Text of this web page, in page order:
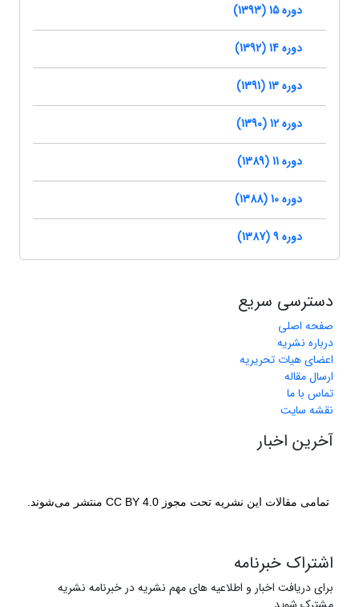
دوره 15 (1393)
دوره 14 (1392)
دوره 13 (1391)
دوره 12 (1390)
دوره 11 (1389)
دوره 10 (1388)
دوره 9 (1387)
دسترسی سریع
صفحه اصلی
درباره نشریه
اعضای هیات تحریریه
ارسال مقاله
تماس با ما
نقشه سایت
آخرین اخبار
تمامی مقالات این نشریه تحت مجوز CC BY 4.0 منتشر می‌شوند.
اشتراک خبرنامه
برای دریافت اخبار و اطلاعیه های مهم نشریه در خبرنامه نشریه